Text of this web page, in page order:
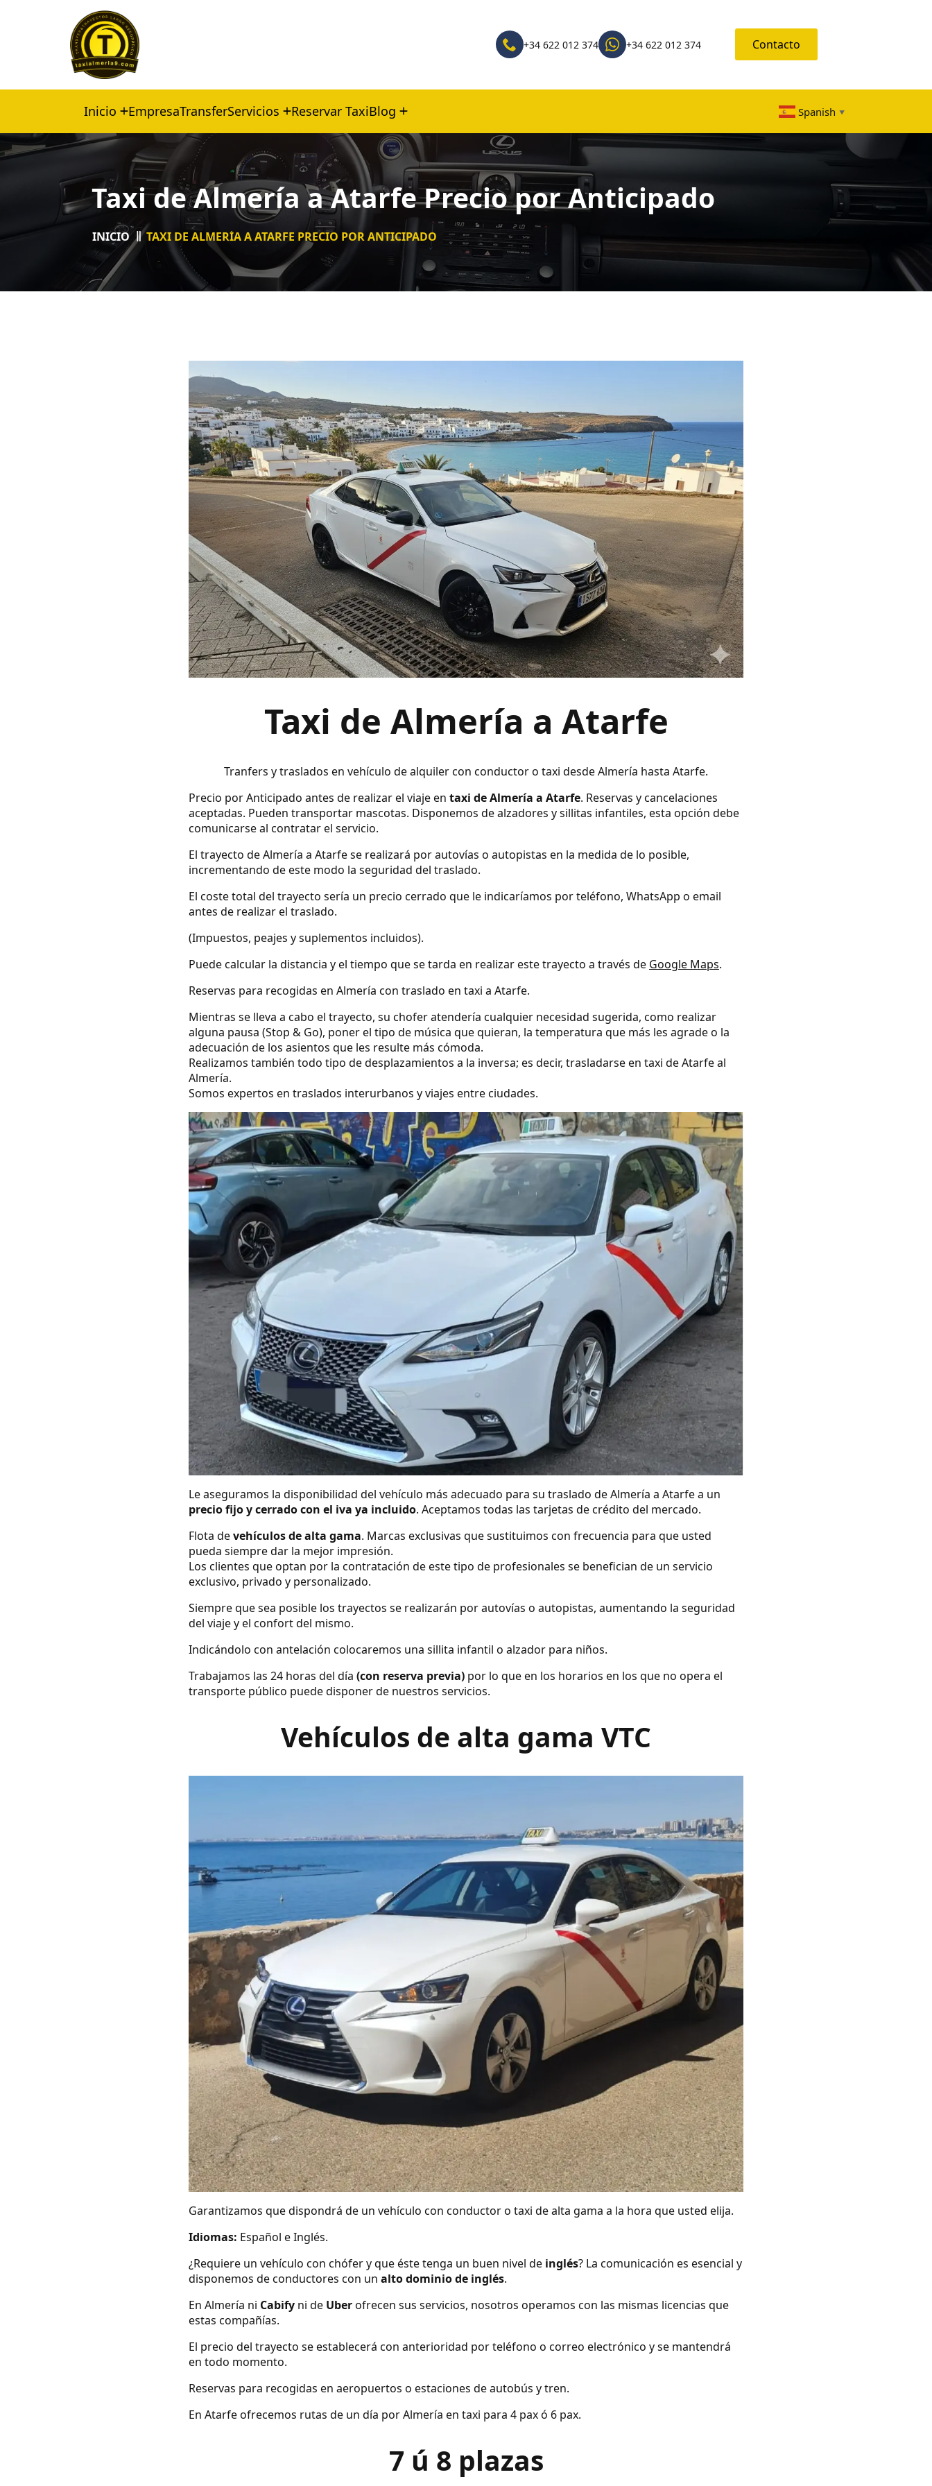
+34 622 012 374 +34 622 012 374 Contacto
Inicio EmpresaTransferServicios Reservar TaxiBlog Spanish ▼
Taxi de Almería a Atarfe Precio por Anticipado
INICIO TAXI DE ALMERÍA A ATARFE PRECIO POR ANTICIPADO
Taxi de Almería a Atarfe
Tranfers y traslados en vehículo de alquiler con conductor o taxi desde Almería hasta Atarfe.
Precio por Anticipado antes de realizar el viaje en taxi de Almería a Atarfe. Reservas y cancelaciones
aceptadas. Pueden transportar mascotas. Disponemos de alzadores y sillitas infantiles, esta opción debe
comunicarse al contratar el servicio.
El trayecto de Almería a Atarfe se realizará por autovías o autopistas en la medida de lo posible,
incrementando de este modo la seguridad del traslado.
El coste total del trayecto sería un precio cerrado que le indicaríamos por teléfono, WhatsApp o email
antes de realizar el traslado.
(Impuestos, peajes y suplementos incluidos).
Puede calcular la distancia y el tiempo que se tarda en realizar este trayecto a través de Google Maps.
Reservas para recogidas en Almería con traslado en taxi a Atarfe.
Mientras se lleva a cabo el trayecto, su chofer atendería cualquier necesidad sugerida, como realizar
alguna pausa (Stop & Go), poner el tipo de música que quieran, la temperatura que más les agrade o la
adecuación de los asientos que les resulte más cómoda.
Realizamos también todo tipo de desplazamientos a la inversa; es decir, trasladarse en taxi de Atarfe al
Almería.
Somos expertos en traslados interurbanos y viajes entre ciudades.
Le aseguramos la disponibilidad del vehículo más adecuado para su traslado de Almería a Atarfe a un
precio fijo y cerrado con el iva ya incluido. Aceptamos todas las tarjetas de crédito del mercado.
Flota devehículos de alta gama. Marcas exclusivas que sustituimos con frecuencia para que usted
pueda siempre dar la mejor impresión.
Los clientes que optan por la contratación de este tipo de profesionales se benefician de un servicio
exclusivo, privado y personalizado.
Siempre que sea posible los trayectos se realizarán por autovías o autopistas, aumentando la seguridad
del viaje y el confort del mismo.
Indicándolo con antelación colocaremos una sillita infantil o alzador para niños.
Trabajamos las 24 horas del día (con reserva previa) por lo que en los horarios en los que no opera el
transporte público puede disponer de nuestros servicios.
Vehículos de alta gama VTC
Garantizamos que dispondrá de un vehículo con conductor o taxi de alta gama a la hora que usted elija.
Idiomas: Español e Inglés.
¿Requiere un vehículo con chófer y que éste tenga un buen nivel de inglés? La comunicación es esencial y
disponemos de conductores con un alto dominio de inglés.
En Almería ni Cabify ni de Uberofrecen sus servicios, nosotros operamos con las mismas licencias que
estas compañías.
El precio del trayecto se establecerá con anterioridad por teléfono o correo electrónico y se mantendrá
en todo momento.
Reservas para recogidas en aeropuertos o estaciones de autobús y tren.
En Atarfe ofrecemos rutas de un día por Almería en taxi para 4 pax ó 6 pax.
7 ú 8 plazas